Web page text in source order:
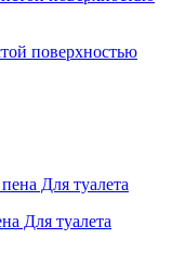
поверхностью
Для туалета